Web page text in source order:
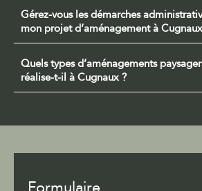
Gérez-vous les démarches
mon projet d’aménagement à
Quels types d’aménagements
réalise-t-il à Cugnaux ?